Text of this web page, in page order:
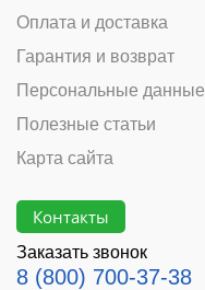
Оплата и доставка
Гарантия и возврат
Персональные данные
Полезные статьи
Карта сайта
Контакты
Заказать звонок
8 (800) 700-37-38